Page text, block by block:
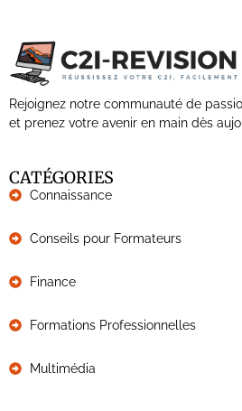
Rejoignez notre communauté de
et prenez votre avenir en main dès
CATÉGORIES
Connaissance
Conseils pour Formateurs
Finance
Formations Professionnelles
Multimédia